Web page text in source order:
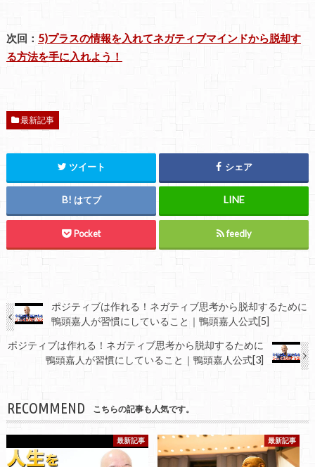
次回： 5)プラスの情報を入れてネガティブマインドから脱却す
る方法を手に入れよう！
最新記事
ツイート シェア
はてブ
Pocket feedly
ポジティブは作れる！ネガティブ思考から脱却するために
鴨頭嘉人が習慣にしていること｜鴨頭嘉人公式[5]
ポジティブは作れる！ネガティブ思考から脱却するために
鴨頭嘉人が習慣にしていること｜鴨頭嘉人公式[3]
RECOMMEND こちらの記事も人気です。
最新記事 最新記事